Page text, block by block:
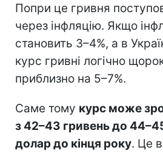
Попри це гривня
через інфляцію. Якщо
становить 3–4%, а в
курс гривні логічно
приблизно на 5–7%.
Саме тому курс може
з 42–43 гривень до
долар до кінця року. Це